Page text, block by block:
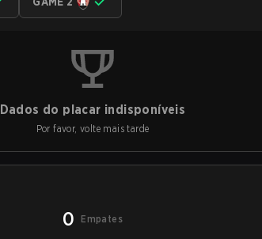
Dados do placar indisponíveis
Por favor, volte mais tarde
0 Empates